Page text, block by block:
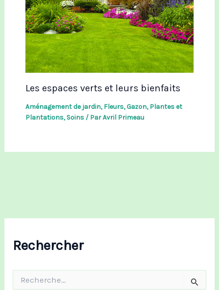
Rechercher
Les espaces verts et leurs bienfaits
Aménagement de jardin,Fleurs,Gazon,Plantes et
Plantations,Soins/ ParAvril Primeau